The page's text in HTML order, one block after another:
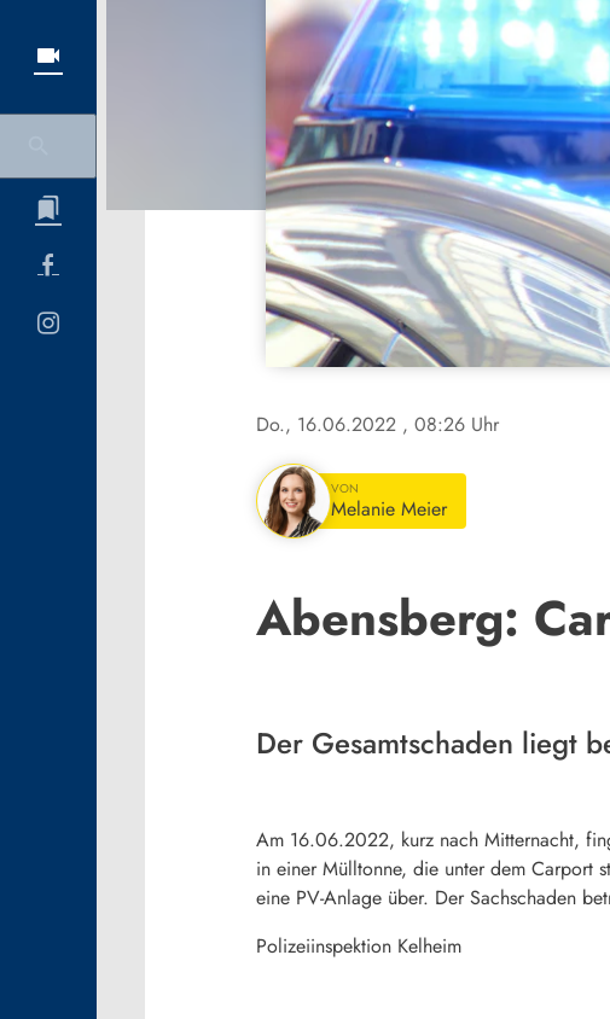
Do., 16.06.2022 , 08:26 Uhr
VON
Melanie Meier
Abensberg:
Der Gesamtschaden liegt
Am 16.06.2022, kurz nach Mitternacht,
in einer Mülltonne, die unter dem Carport
eine PV-Anlage über. Der Sachschaden
Polizeiinspektion Kelheim